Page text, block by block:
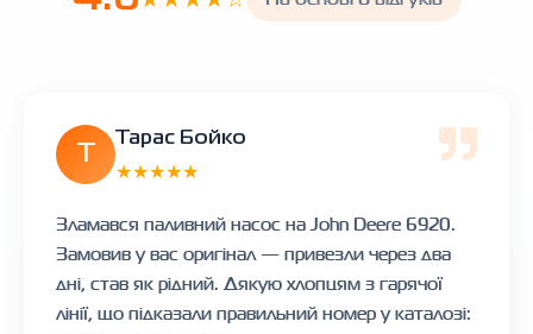
Тарас Бойко
★★★★★
Зламався паливний насос на John Deere 6920.
Замовив у вас оригінал — привезли через два
дні, став як рідний. Дякую хлопцям з гарячої
лінії, що підказали правильний номер у каталозі: